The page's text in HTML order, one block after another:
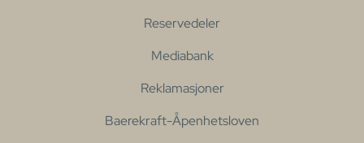
Reservedeler
Mediabank
Reklamasjoner
Baerekraft-Åpenhetsloven